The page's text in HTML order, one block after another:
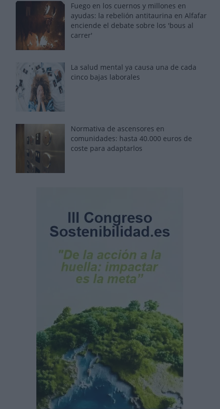
Fuego en los cuernos y millones en
ayudas: la rebelión antitaurina en Alfafar
enciende el debate sobre los 'bous al
carrer'
La salud mental ya causa una de cada
cinco bajas laborales
Normativa de ascensores en
comunidades: hasta 40.000 euros de
coste para adaptarlos